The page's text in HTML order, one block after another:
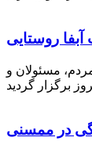
آبفا روستایی
مردم، مسئولان و
در ممسنی